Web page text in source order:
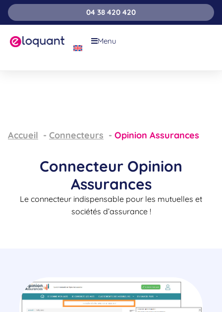
04 38 420 420
Menu
Accueil Connecteurs Opinion Assurances
Connecteur Opinion
Assurances
Le connecteur indispensable pour les mutuelles et
sociétés d’assurance !